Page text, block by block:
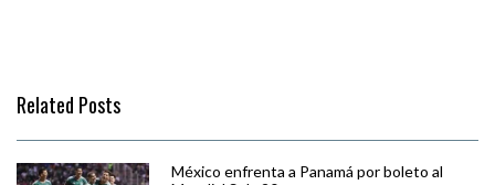
Related Posts
México enfrenta a Panamá por boleto al